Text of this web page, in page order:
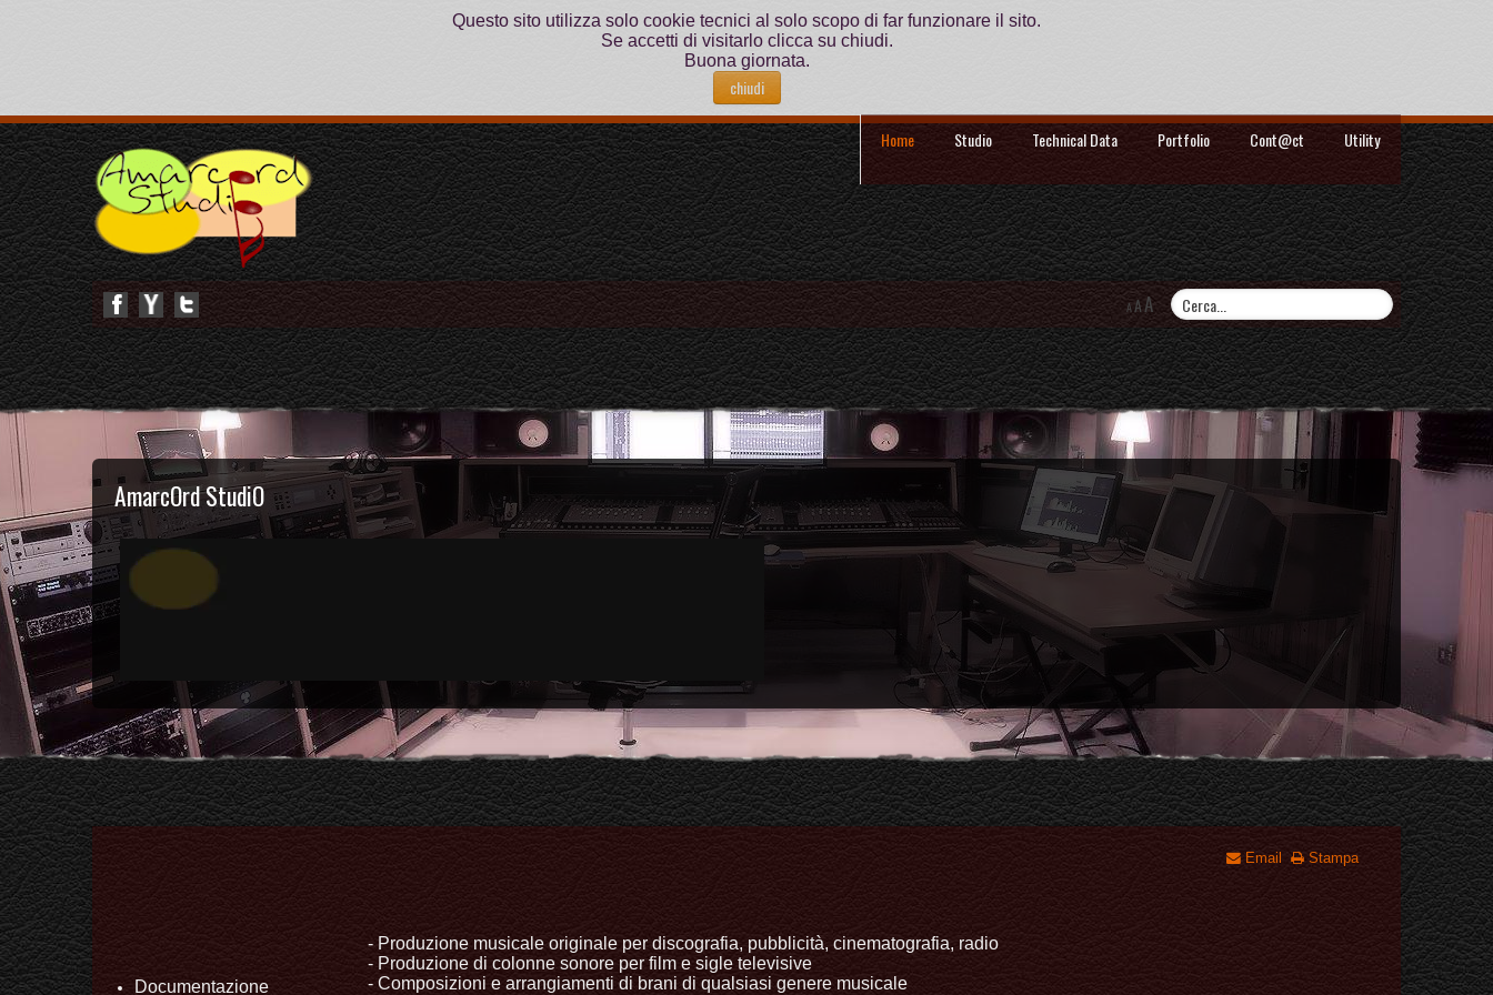
Questo sito utilizza solo cookie tecnici al solo scopo di far funzionare il sito.
Se accetti di visitarlo clicca su chiudi.
Buona giornata.
chiudi
Home
Studio
Technical Data
Portfolio
Cont@ct
Utility
Home Studio Technical Data Portfolio Cont@ct Utility
AAA
AmarcOrdStudiO
Stampa
Email
Documentazione
- Produzione musicale originale per discografia, pubblicità, cinematografia, radio
- Produzione di colonne sonore per film e sigle televisive
- Composizioni e arrangiamenti di brani di qualsiasi genere musicale